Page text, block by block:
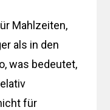
Mahlzeiten,
als in den
was bedeutet,
für